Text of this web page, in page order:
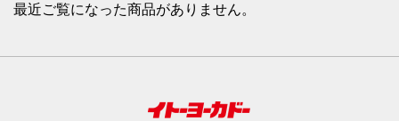
最近ご覧になった商品がありません。